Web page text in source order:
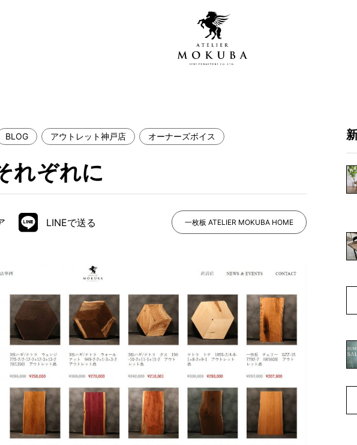
青山プレミアムギャラリー
吉祥寺ギャラリー
名古屋ギャラリー
アウトレット神戸店
大川ギャラリー【本店】
天神ギャラリー
公式オンラインストア
WEBカタログ
納品事例
納品事例（住宅・インテリ
納品事例（店舗・オフィス
コーディネート集
INFORMATION
NEWS
EVENT
BLOG
メディア美術協力実績
BLOG アウトレット神戸店 オーナーズボイス
れぞれに
LINEで送る 一枚板 ATELIER MOKUBA HOME